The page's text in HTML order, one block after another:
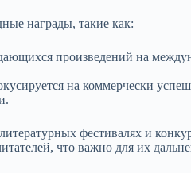
награды, такие как:
произведений на
на коммерчески
фестивалях и
что важно для их